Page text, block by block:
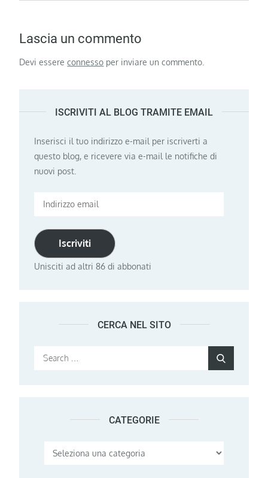
Lascia un commento
Devi essereconnesso per inviare un commento.
ISCRIVITI AL BLOG TRAMITE EMAIL
Inserisci il tuo indirizzo e-mail per iscriverti a
questo blog, e ricevere via e-mail le notifiche di
nuovi post.
Indirizzo
Iscriviti
Unisciti ad altri 86 di abbonati
CERCA NEL SITO
Search
CATEGORIE
Categorie